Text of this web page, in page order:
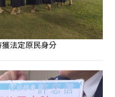
法定原民身分